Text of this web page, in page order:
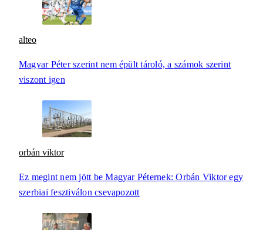
alteo
Magyar Péter szerint nem épült tároló, a számok szerint
viszont igen
orbán viktor
Ez megint nem jött be Magyar Péternek: Orbán Viktor egy
szerbiai fesztiválon csevapozott